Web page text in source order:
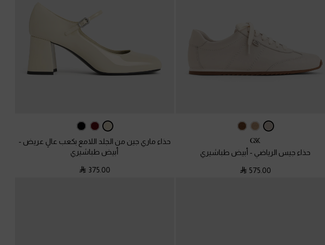
حذاء جيس الرياضي - أبيض طباشيري
575.00
حذاء ماري جين من الجلد اللامع بكعب عالٍ عريض -
أبيض طباشيري
375.00